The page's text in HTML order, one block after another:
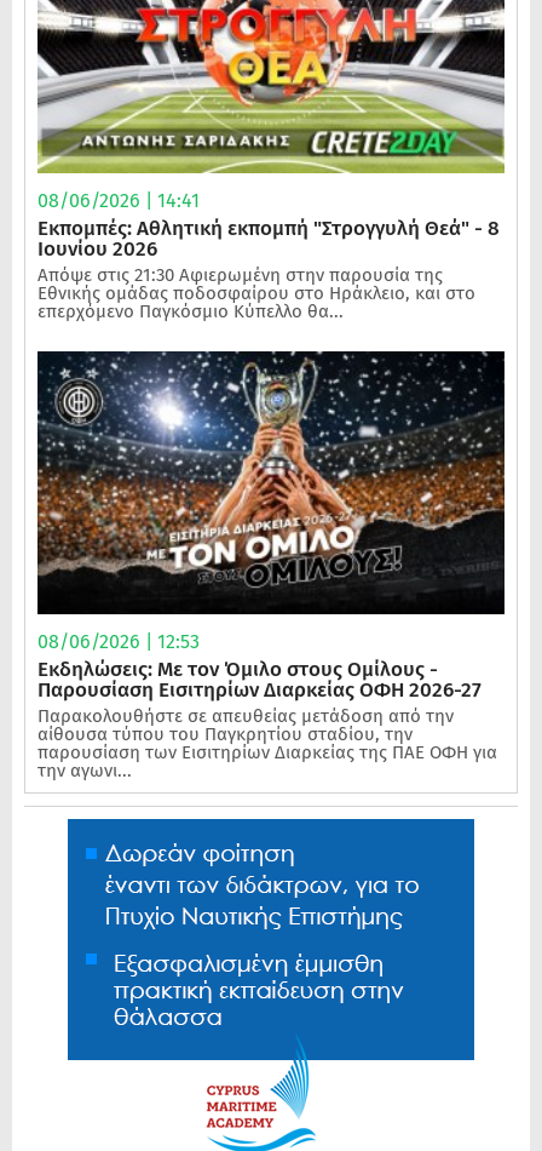
08/06/2026 | 14:41
Εκπομπές: Αθλητική εκπομπή "Στρογγυλή Θεά" - 8
Ιουνίου 2026
Απόψε στις 21:30 Αφιερωμένη στην παρουσία της
Εθνικής ομάδας ποδοσφαίρου στο Ηράκλειο, και στο
επερχόμενο Παγκόσμιο Κύπελλο θα...
08/06/2026 | 12:53
Εκδηλώσεις: Με τον Όμιλο στους Ομίλους -
Παρουσίαση Εισιτηρίων Διαρκείας ΟΦΗ 2026-27
Παρακολουθήστε σε απευθείας μετάδοση από την
αίθουσα τύπου του Παγκρητίου σταδίου, την
παρουσίαση των Εισιτηρίων Διαρκείας της ΠΑΕ ΟΦΗ για
την αγωνι...